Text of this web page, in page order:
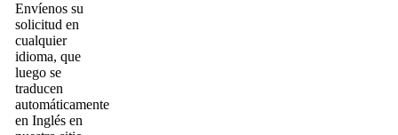
Envíenos su
solicitud en
cualquier
idioma, que
luego se
traducen
automáticamente
en Inglés en